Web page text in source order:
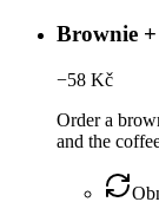
Brownie
−58 Kč
Order a
and the